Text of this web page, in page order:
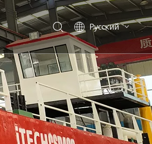
Pусский
English